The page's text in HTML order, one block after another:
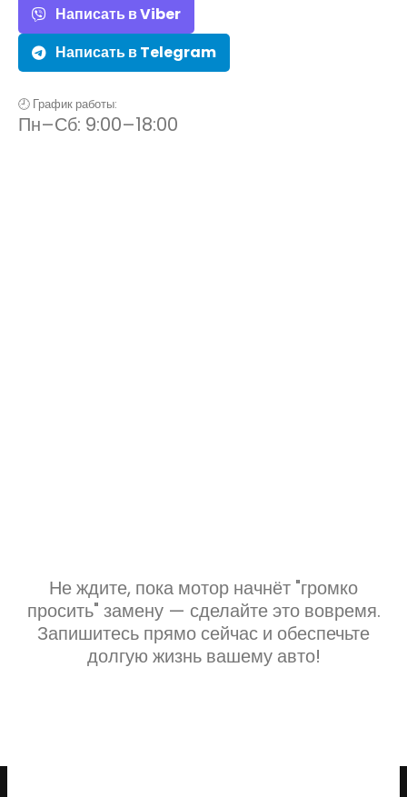
Написать в Viber
Написать в Telegram
🕘 График работы:
Пн–Сб: 9:00–18:00
Не ждите, пока мотор начнёт "громко
просить" замену — сделайте это вовремя.
Запишитесь прямо сейчас и обеспечьте
долгую жизнь вашему авто!